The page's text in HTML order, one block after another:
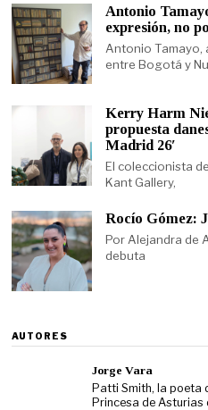
Antonio
expresión, no
Antonio Tamayo,
entre Bogotá y
Kerry Harm
propuesta
Madrid 26′
El coleccionista
Kant Gallery,
Rocío Gómez:
Por Alejandra de
debuta
AUTORES
Jorge Vara
Patti Smith, la poeta
Princesa de